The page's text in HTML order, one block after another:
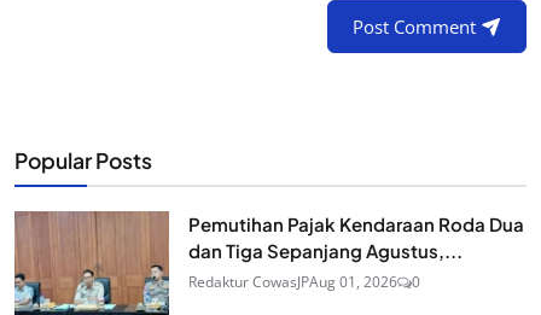
Post Comment
Popular Posts
Pemutihan Pajak Kendaraan Roda Dua
dan Tiga Sepanjang Agustus,...
Redaktur CowasJPAug 01, 2026 0